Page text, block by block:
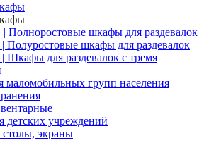
Полноростовые шкафы для раздевалок
Полуростовые шкафы для раздевалок
Шкафы для раздевалок с тремя
маломобильных групп населения
учреждений
экраны